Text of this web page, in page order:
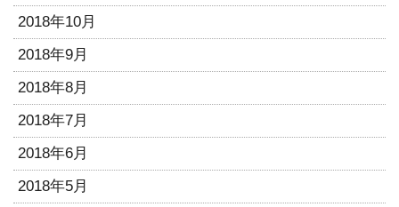
2018年10月
2018年9月
2018年8月
2018年7月
2018年6月
2018年5月